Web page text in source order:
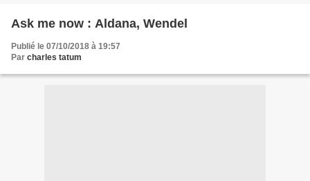
Ask me now : Aldana, Wendel
Publié le 07/10/2018 à 19:57
Par charles tatum